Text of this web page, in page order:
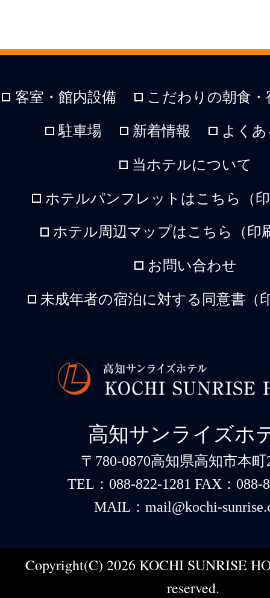
客室・館内設備 こだわりの朝食
駐車場 新着情報 よく
当ホテルについて
ホテルパンフレットはこちら（
ホテル周辺マップはこちら（印
お問い合わせ
未成年者の宿泊に対する同意書（
高知サンライズホ
〒780-0870高知県高知市本町
TEL：088-822-1281 FAX：088-
MAIL：mail@kochi-
Copyright(C) 2026 KOCHI SUNRISE
reserved.